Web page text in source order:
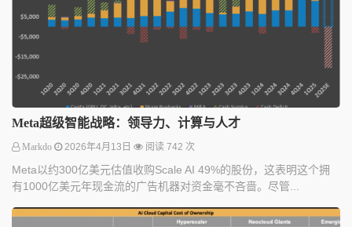
Meta超级智能战略：领导力、计算与人才
Markdo 2026年4月13日 阅读 742 次
Meta以约300亿美元估值收购Scale AI 49%的股份，这表明这个拥
有1000亿美元年现金流的广告机器对资金毫不吝啬。尽管...